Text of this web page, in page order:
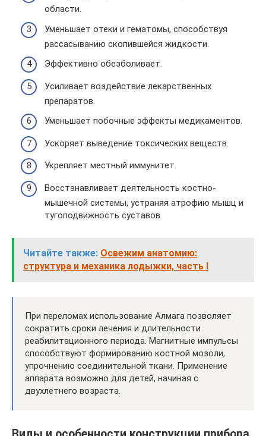
области.
Уменьшает отеки и гематомы, способствуя
рассасыванию скопившейся жидкости.
Эффективно обезболивает.
Усиливает воздействие лекарственных
препаратов.
Уменьшает побочные эффекты медикаментов.
Ускоряет выведение токсических веществ.
Укрепляет местный иммунитет.
Восстанавливает деятельность костно-
мышечной системы, устраняя атрофию мышц и
тугоподвижность суставов.
Читайте также: Освежим анатомию:
структура и механика лодыжки, часть I
При переломах использование Алмага позволяет
сократить сроки лечения и длительности
реабилитационного периода. Магнитные импульсы
способствуют формированию костной мозоли,
упрочнению соединительной ткани. Применение
аппарата возможно для детей, начиная с
двухлетнего возраста.